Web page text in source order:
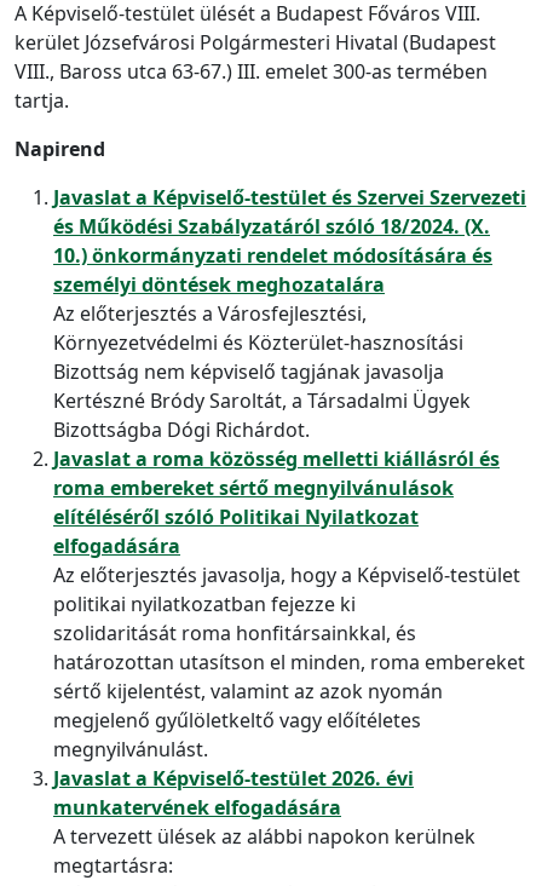
A Képviselő-testület ülését a Budapest Főváros VIII.
kerület Józsefvárosi Polgármesteri Hivatal (Budapest
VIII., Baross utca 63-67.) III. emelet 300-as termében
tartja.
Napirend
Javaslat a Képviselő-testület és Szervei Szervezeti
és Működési Szabályzatáról szóló 18/2024. (X.
10.) önkormányzati rendelet módosítására és
személyi döntések meghozatalára
Az előterjesztés a Városfejlesztési,
Környezetvédelmi és Közterület-hasznosítási
Bizottság nem képviselő tagjának javasolja
Kertészné Bródy Saroltát, a Társadalmi Ügyek
Bizottságba Dógi Richárdot.
Javaslat a roma közösség melletti kiállásról és
roma embereket sértő megnyilvánulások
elítéléséről szóló Politikai Nyilatkozat
elfogadására
Az előterjesztés javasolja, hogy a Képviselő-testület
politikai nyilatkozatban fejezze ki
szolidaritását roma honfitársainkkal, és
határozottan utasítson el minden, roma embereket
sértő kijelentést, valamint az azok nyomán
megjelenő gyűlöletkeltő vagy előítéletes
megnyilvánulást.
Javaslat a Képviselő-testület 2026. évi
munkatervének elfogadására
A tervezett ülések az alábbi napokon kerülnek
megtartásra: